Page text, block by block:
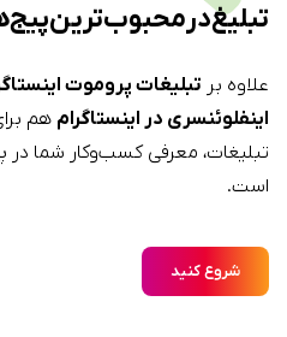
تبلیغ در محبوب‌ترین
علاوه بر تبلیغات پروموت
اینفلوئنسری در اینستاگرام هم
تبلیغات، معرفی کسب‌وکار شما در
است.
شروع کنید